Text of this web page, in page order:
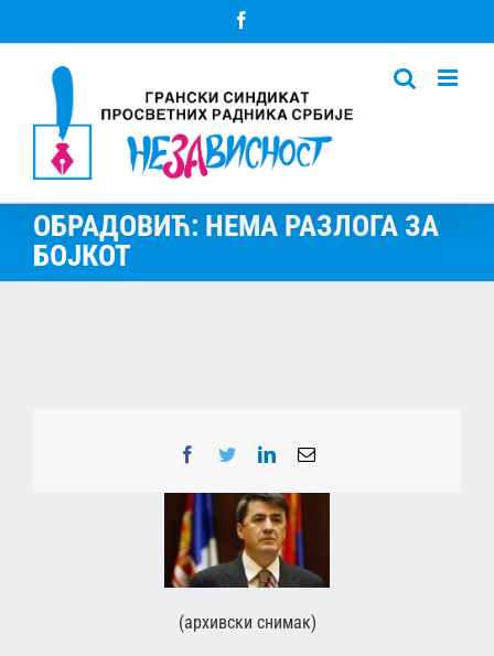
to
ОБРАДОВИЋ: НЕМА РАЗЛОГА ЗА
БОЈКОТ
Facebook
TwitterLinkedInEmail
(архивски снимак)